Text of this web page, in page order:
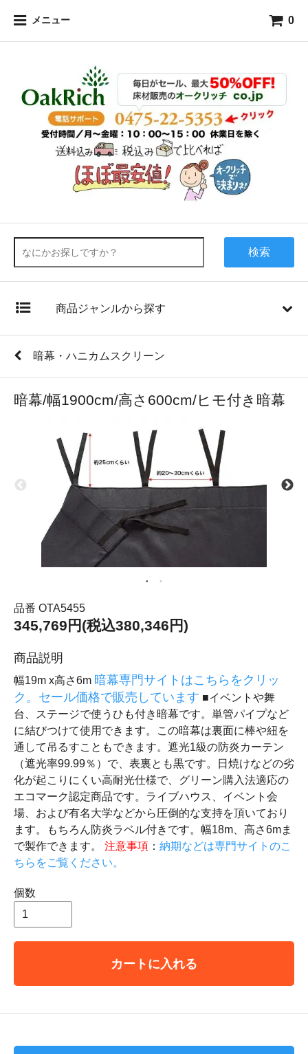
メニュー 0
検索
商品ジャンルから探す
暗幕・ハニカムスクリーン
暗幕/幅1900cm/高さ600cm/ヒモ付き暗幕
品番 OTA5455
345,769円(税込380,346円)
商品説明
幅19m x高さ6m 暗幕専門サイトはこちらをクリッ
ク。セール価格で販売しています ■イベントや舞
台、ステージで使うひも付き暗幕です。単管パイプなど
に結びつけて使用できます。この暗幕は裏面に棒や紐を
通して吊るすこともできます。遮光1級の防炎カーテン
（遮光率99.99％）で、表裏とも黒です。日焼けなどの劣
化が起こりにくい高耐光仕様で、グリーン購入法適応の
エコマーク認定商品です。ライブハウス、イベント会
場、および有名大学などから圧倒的な支持を頂いており
ます。もちろん防炎ラベル付きです。幅18m、高さ6mま
で製作できます。 注意事項 ： 納期などは専門サイトのこ
ちらをご覧ください。
個数
カートに入れる